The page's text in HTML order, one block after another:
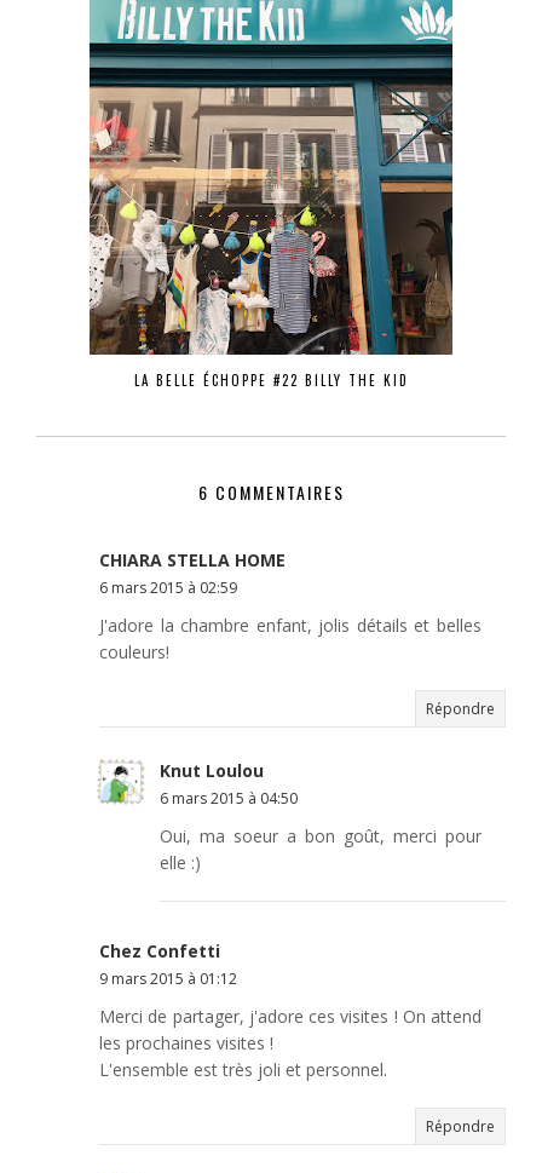
LA BELLE ÉCHOPPE #22 BILLY THE KID
6 COMMENTAIRES
CHIARA STELLA HOME
6 mars 2015 à 02:59
J'adore la chambre enfant, jolis détails et belles
couleurs!
Répondre
Knut Loulou
6 mars 2015 à 04:50
Oui, ma soeur a bon goût, merci pour
elle :)
Chez Confetti
9 mars 2015 à 01:12
Merci de partager, j'adore ces visites ! On attend
les prochaines visites !
L'ensemble est très joli et personnel.
Répondre